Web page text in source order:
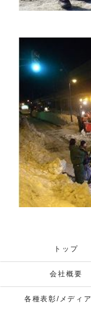
トップ
会社概要
各種表彰/メディ